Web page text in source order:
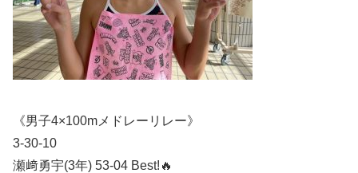
《男子4×100mメドレーリレー》
3-30-10
瀬﨑勇宇(3年) 53-04 Best!🔥